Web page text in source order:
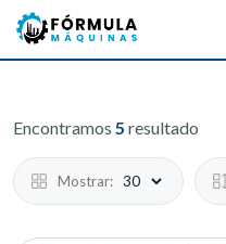
Encontramos 5 resultado
Mostrar: